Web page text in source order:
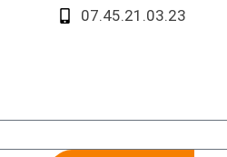
07.45.21.03.23